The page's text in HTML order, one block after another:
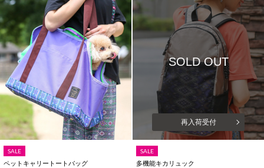
SALE
ペットキャリートートバッグ
SOLD OUT
再入荷受付
SALE
多機能キカリュック